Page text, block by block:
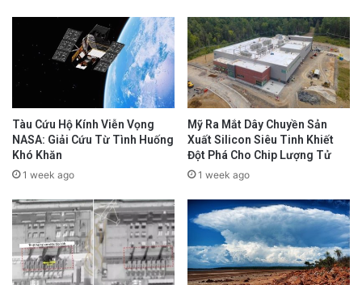
Tàu Cứu Hộ Kính Viễn Vọng
NASA: Giải Cứu Từ Tình Huống
Khó Khăn
1 week ago
Mỹ Ra Mắt Dây Chuyền Sản
Xuất Silicon Siêu Tinh Khiết
Đột Phá Cho Chip Lượng Tử
1 week ago